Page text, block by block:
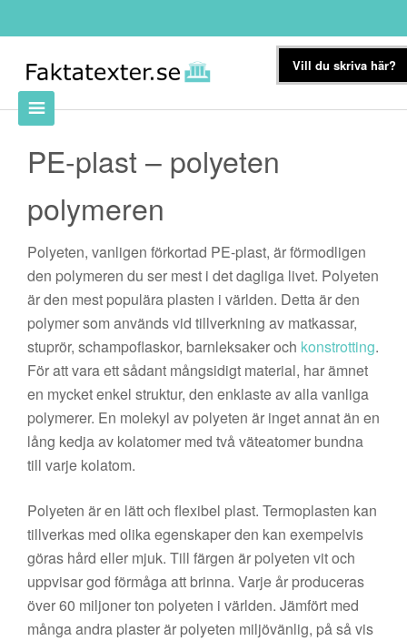
PE-plast – polyeten
polymeren
Polyeten, vanligen förkortad PE-plast, är förmodligen
den polymeren du ser mest i det dagliga livet. Polyeten
är den mest populära plasten i världen. Detta är den
polymer som används vid tillverkning av matkassar,
stuprör, schampoflaskor, barnleksaker och konstrotting.
För att vara ett sådant mångsidigt material, har ämnet
en mycket enkel struktur, den enklaste av alla vanliga
polymerer. En molekyl av polyeten är inget annat än en
lång kedja av kolatomer med två väteatomer bundna
till varje kolatom.
Polyeten är en lätt och flexibel plast. Termoplasten kan
tillverkas med olika egenskaper den kan exempelvis
göras hård eller mjuk. Till färgen är polyeten vit och
uppvisar god förmåga att brinna. Varje år produceras
över 60 miljoner ton polyeten i världen. Jämfört med
många andra plaster är polyeten miljövänlig, på så vis
Vill du skriva här?